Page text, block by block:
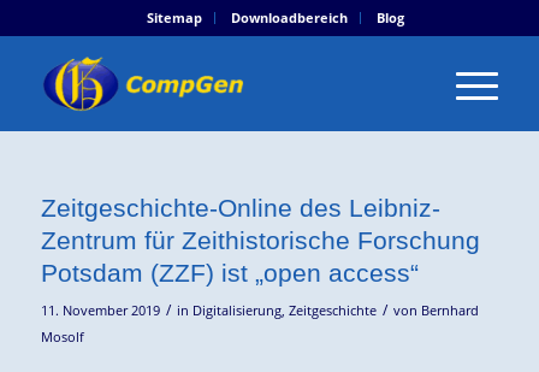
Sitemap Downloadbereich Blog
Zeitgeschichte-Online des Leibniz-
Zentrum für Zeithistorische Forschung
Potsdam (ZZF) ist „open access“
11. November 2019 / in Digitalisierung, Zeitgeschichte / von Bernhard
Mosolf